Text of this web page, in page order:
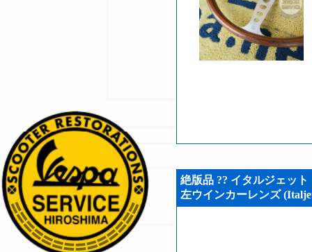
絶版品 ?? イタルジェッ
左ウインカーレンズ